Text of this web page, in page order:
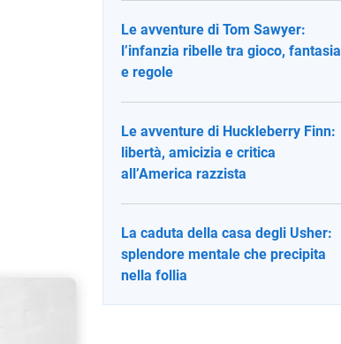
Le avventure di Tom Sawyer:
l’infanzia ribelle tra gioco, fantasia
e regole
Le avventure di Huckleberry Finn:
libertà, amicizia e critica
all’America razzista
La caduta della casa degli Usher:
splendore mentale che precipita
nella follia